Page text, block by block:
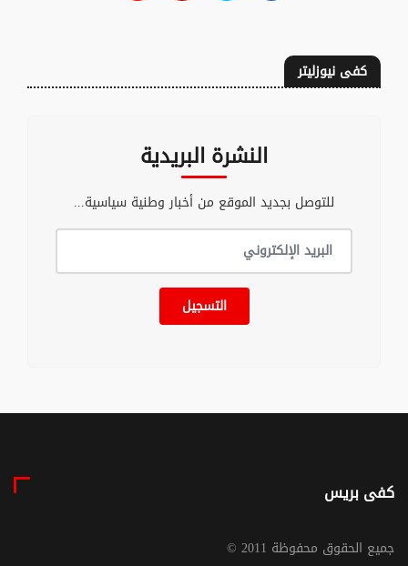
كفى نيوزليتر
النشرة البريدية
للتوصل بجديد الموقع من أخبار وطنية سياسية...
التسجيل
كفى بريس
© جميع الحقوق محفوظة 2011